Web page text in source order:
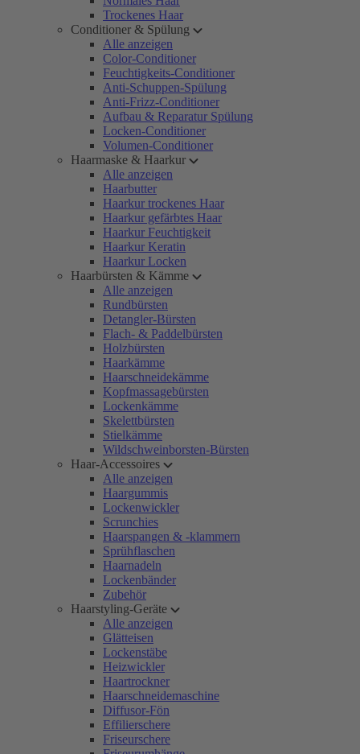
Trockenes Haar
Conditioner & Spülung
Alle anzeigen
Color-Conditioner
Feuchtigkeits-Conditioner
Anti-Schuppen-Spülung
Anti-Frizz-Conditioner
Aufbau & Reparatur Spülung
Locken-Conditioner
Volumen-Conditioner
Haarmaske & Haarkur
Alle anzeigen
Haarbutter
Haarkur trockenes Haar
Haarkur gefärbtes Haar
Haarkur Feuchtigkeit
Haarkur Keratin
Haarkur Locken
Haarbürsten & Kämme
Alle anzeigen
Rundbürsten
Detangler-Bürsten
Flach- & Paddelbürsten
Holzbürsten
Haarkämme
Haarschneidekämme
Kopfmassagebürsten
Lockenkämme
Skelettbürsten
Stielkämme
Wildschweinborsten-Bürsten
Haar-Accessoires
Alle anzeigen
Haargummis
Lockenwickler
Scrunchies
Haarspangen & -klammern
Sprühflaschen
Haarnadeln
Lockenbänder
Zubehör
Haarstyling-Geräte
Alle anzeigen
Glätteisen
Lockenstäbe
Heizwickler
Haartrockner
Haarschneidemaschine
Diffusor-Fön
Effilierschere
Friseurschere